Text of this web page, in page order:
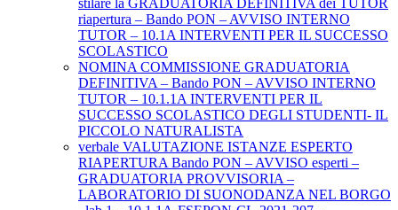
stilare la GRADUATORIA DEFINITIVA dei TUTOR
riapertura – Bando PON – AVVISO INTERNO
TUTOR – 10.1A INTERVENTI PER IL SUCCESSO
SCOLASTICO
NOMINA COMMISSIONE GRADUATORIA
DEFINITIVA – Bando PON – AVVISO INTERNO
TUTOR – 10.1.1A INTERVENTI PER IL
SUCCESSO SCOLASTICO DEGLI STUDENTI- IL
PICCOLO NATURALISTA
verbale VALUTAZIONE ISTANZE ESPERTO
RIAPERTURA Bando PON – AVVISO esperti –
GRADUATORIA PROVVISORIA –
LABORATORIO DI SUONODANZA NEL BORGO